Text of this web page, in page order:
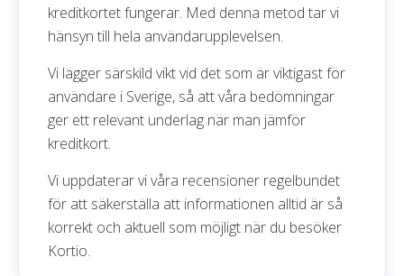
kreditkortet fungerar. Med denna metod tar vi
hänsyn till hela användarupplevelsen.
Vi lägger särskild vikt vid det som är viktigast för
användare i Sverige, så att våra bedömningar
ger ett relevant underlag när man jämför
kreditkort.
Vi uppdaterar vi våra recensioner regelbundet
för att säkerställa att informationen alltid är så
korrekt och aktuell som möjligt när du besöker
Kortio.